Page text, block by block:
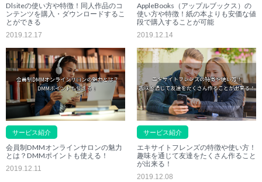
Dlsiteの使い方や特徴！同人作品のコ
ンテンツを購入・ダウンロードするこ
とができる
2019.12.17
AppleBooks（アップルブックス）の
使い方や特徴！紙の本よりも安価な値
段で購入することが可能
2019.12.14
サービス紹介
会員制DMMオンラインサロンの魅力
とは？DMMポイントも使える！
2019.12.11
サービス紹介
エキサイトフレンズの特徴や使い方！
趣味を通じて友達をたくさん作ること
が出来る！
2019.12.08